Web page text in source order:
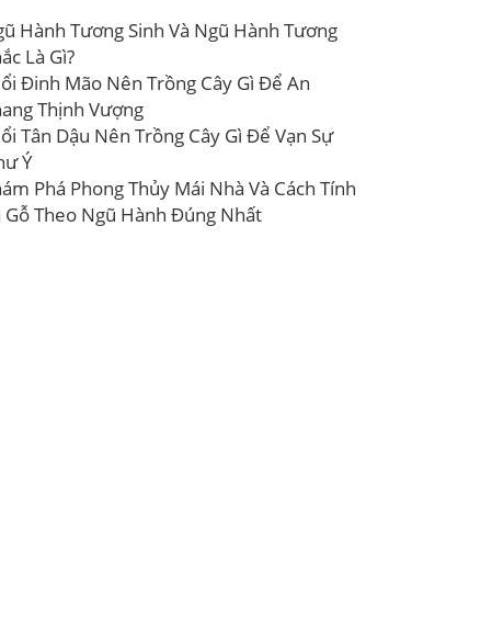
Hành Tương Sinh Và Ngũ Hành Tương
Là Gì?
Đinh Mão Nên Trồng Cây Gì Để An
Thịnh Vượng
Tân Dậu Nên Trồng Cây Gì Để Vạn Sự
Ý
Phá Phong Thủy Mái Nhà Và Cách Tính
Gỗ Theo Ngũ Hành Đúng Nhất